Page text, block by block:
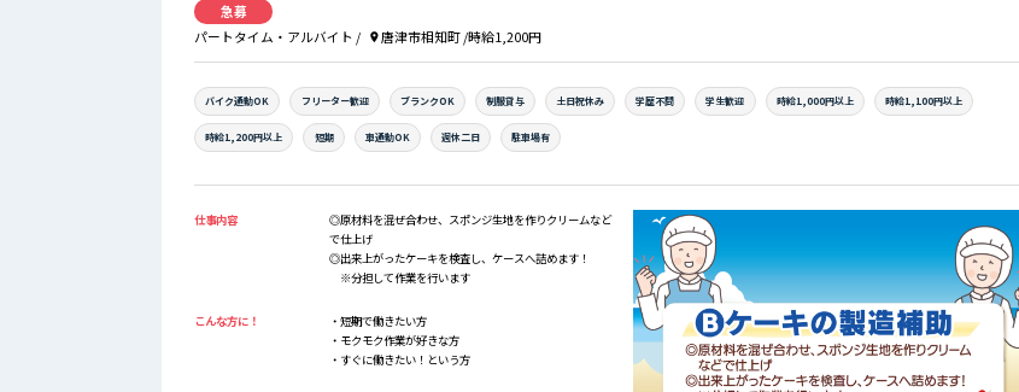
急募
パートタイム・アルバイト / 唐津市相知町/時給1,200円
バイク通勤OK フリーター歓迎 ブランクOK 制服貸与 土日祝休み 学歴不問 学生歓迎 時給1,000円以上 時給1,100円以上
時給1,200円以上 短期 車通勤OK 週休二日 駐車場有
仕事内容
◎原材料を混ぜ合わせ、スポンジ生地を作りクリームなど
で仕上げ
◎出来上がったケーキを検査し、ケースへ詰めます！
※分担して作業を行います
こんな方に！
・短期で働きたい方
・モクモク作業が好きな方
・すぐに働きたい！という方